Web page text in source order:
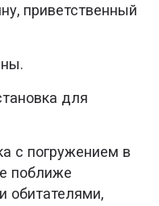
приветственный
для
с погружением в
поближе
обитателями,